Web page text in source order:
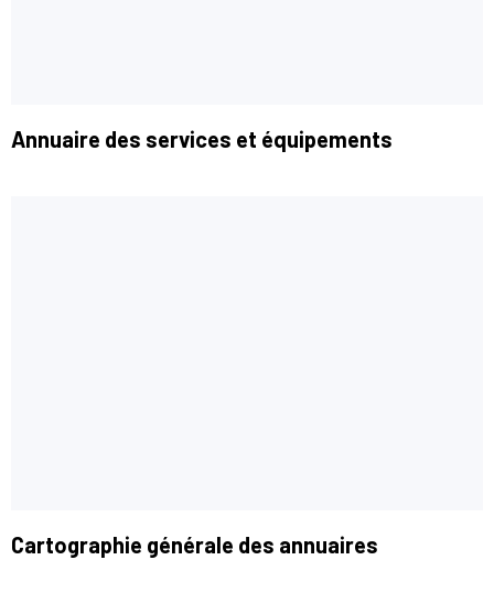
Annuaire des services et équipements
Cartographie générale des annuaires